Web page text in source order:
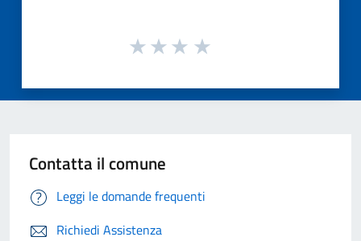
Contatta il comune
Leggi le domande frequenti
Richiedi Assistenza